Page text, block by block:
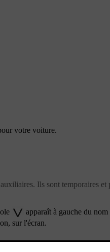
votre voiture.
Ils sont temporaires
apparaît à gauche du
sur l'écran.